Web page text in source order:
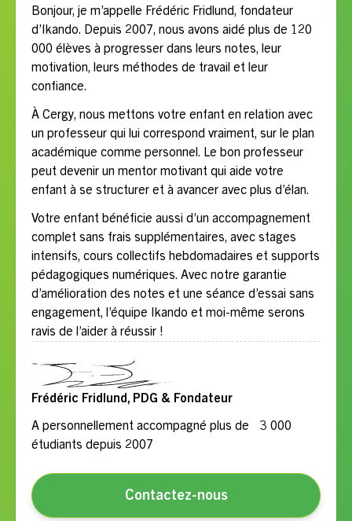
Bonjour, je m’appelle Frédéric Fridlund, fondateur
d’Ikando. Depuis 2007, nous avons aidé plus de 120
000 élèves à progresser dans leurs notes, leur
motivation, leurs méthodes de travail et leur
confiance.
À Cergy, nous mettons votre enfant en relation avec
un professeur qui lui correspond vraiment, sur le plan
académique comme personnel. Le bon professeur
peut devenir un mentor motivant qui aide votre
enfant à se structurer et à avancer avec plus d’élan.
Votre enfant bénéficie aussi d’un accompagnement
complet sans frais supplémentaires, avec stages
intensifs, cours collectifs hebdomadaires et supports
pédagogiques numériques. Avec notre garantie
d’amélioration des notes et une séance d’essai sans
engagement, l’équipe Ikando et moi-même serons
ravis de l’aider à réussir !
Frédéric Fridlund, PDG & Fondateur
A personnellement accompagné plus de 3 000
étudiants depuis 2007
Contactez-nous